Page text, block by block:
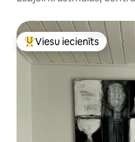
Populārs viesu iecienīts
Viesu iecienīts